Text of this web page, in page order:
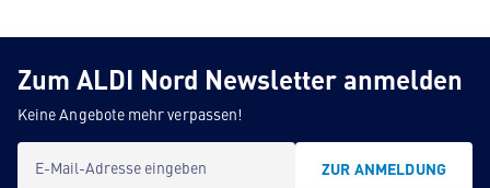
Zum ALDI Nord Newsletter anmelden
Keine Angebote mehr verpassen!
E-Mail-Adresse eingeben ZUR ANMELDUNG